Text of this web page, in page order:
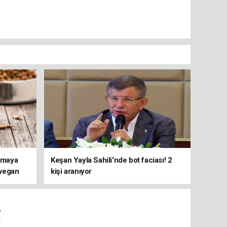
ortaya
Keşan Yayla Sahili'nde bot faciası! 2
kişi aranıyor